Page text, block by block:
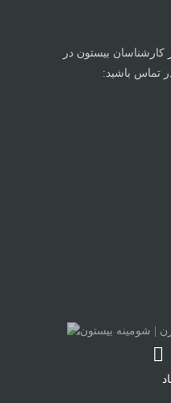
بیستون در
تماس باشید: